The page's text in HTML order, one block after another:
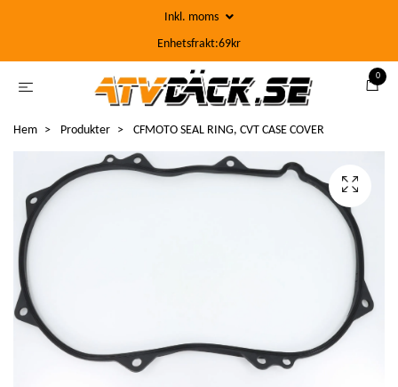
Inkl. moms
Enhetsfrakt:69kr
0
Hem Produkter CFMOTO SEAL RING, CVT CASE COVER